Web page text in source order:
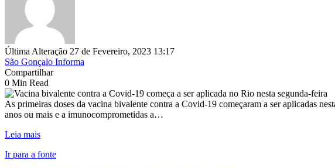
Última Alteração 27 de Fevereiro, 2023 13:17
São Gonçalo Informa
Compartilhar
0 Min Read
As primeiras doses da vacina bivalente contra a Covid-19 começaram a ser aplicadas
anos ou mais e a imunocomprometidas a…
Leia mais
Ir para a fonte